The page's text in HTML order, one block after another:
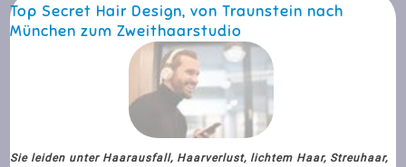
Top Secret Hair Design, von Traunstein nach
München zum Zweithaarstudio
Sie leiden unter Haarausfall, Haarverlust, lichtem Haar, Streuhaar,